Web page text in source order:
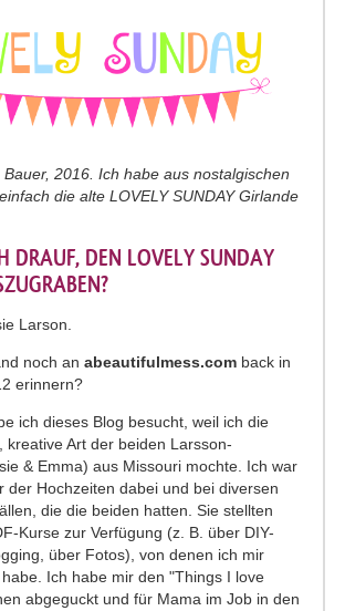
2016. Ich habe aus nostalgischen
die alte LOVELY SUNDAY Girlande
DRAUF, DEN LOVELY SUNDAY
Larson.
noch an abeautifulmess.com back in
erinnern?
ich dieses Blog besucht, weil ich die
kreative Art der beiden Larsson-
& Emma) aus Missouri mochte. Ich war
der Hochzeiten dabei und bei diversen
die die beiden hatten. Sie stellten
Kurse zur Verfügung (z. B. über DIY-
über Fotos), von denen ich mir
Ich habe mir den "Things I love
abgeguckt und für Mama im Job in den